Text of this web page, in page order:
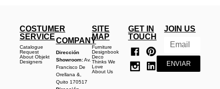
COSTUMER
SERVICE
Catalogue
Request
About Objekt
Designers
COMPANY
Dirección
Showroom:Av.
Francisco De
Orellana &,
Quito 170517
SITE
MAP
Furniture
Designbook
Deco
Thinks We
Love
About Us
GET IN
TOUCH
JOIN US
ENVIAR